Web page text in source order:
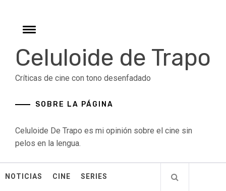
contentToggle
Celuloide de Trapo
Críticas de cine con tono desenfadado
SOBRE LA PÁGINA
Celuloide De Trapo es mi opinión sobre el cine sin
pelos en la lengua.
NOTICIAS CINE SERIES